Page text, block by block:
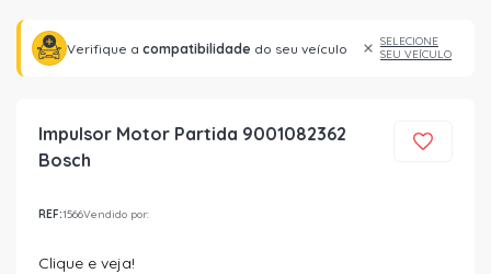
Verifique a compatibilidade do seu veículo
SELECIONE
SEU VEÍCULO
Impulsor Motor Partida 9001082362
Bosch
REF:1566Vendido por:
Clique e veja!